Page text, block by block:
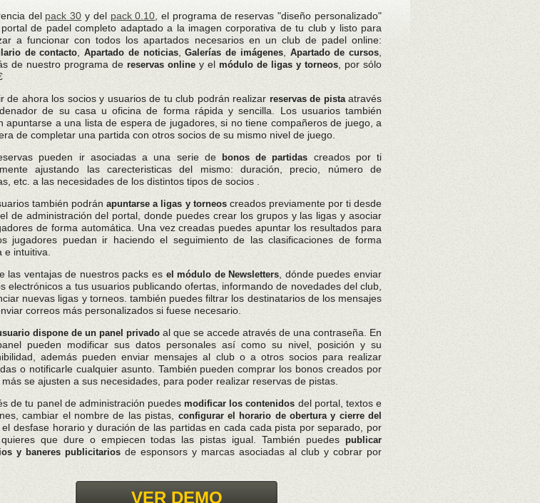
del pack 30 y del pack 0.10 , el programa de reservas "diseño personalizado"
de padel completo adaptado a la imagen corporativa de tu club y listo para
a funcionar con todos los apartados necesarios en un club de padel online:
de contacto ,Apartado de noticias,Galerías de imágenes, Apartado de cursos
de nuestro programa de reservas online y el módulo de ligas y torneos , por sólo
de ahora los socios y usuarios de tu club podrán realizar reservas de pistaatravés
de su casa u oficina de forma rápida y sencilla. Los usuarios también
apuntarse a una lista de espera de jugadores, si no tiene compañeros de juego, a
de completar una partida con otros socios de su mismo nivel de juego.
pueden ir asociadas a una serie de
bonos de partidas creados por ti
ajustando las carecteristicas del mismo: duración, precio, número de
etc. a las necesidades de los distintos tipos de socios .
también podránapuntarse a ligas y torneoscreados previamente por ti desde
de administración del portal, donde puedes crear los grupos y las ligas y asociar
de forma automática. Una vez creadas puedes apuntar los resultados para
jugadores puedan ir haciendo el seguimiento de las clasificaciones de forma
e intuitiva.
las ventajas de nuestros packs es el módulo de Newsletters , dónde puedes enviar
electrónicos a tus usuarios publicando ofertas, informando de novedades del club,
nuevas ligas y torneos. también puedes filtrar los destinatarios de los mensajes
correos más personalizados si fuese necesario.
dispone de un panel privado al que se accede através de una contraseña. En
pueden modificar sus datos personales así como su nivel, posición y su
además pueden enviar mensajes al club o a otros socios para realizar
o notificarle cualquier asunto. También pueden comprar los bonos creados por
se ajusten a sus necesidades, para poder realizar reservas de pistas.
de tu panel de administración puedesmodificar los contenidos del portal, textos e
cambiar el nombre de las pistas, configurar el horario de obertura y cierre del
el desfase horario y duración de las partidas en cada cada pista por separado, por
que dure o empiecen todas las pistas igual. También puedes publicar
y baneres publicitarios de esponsors y marcas asociadas al club y cobrar por
VER DEMO